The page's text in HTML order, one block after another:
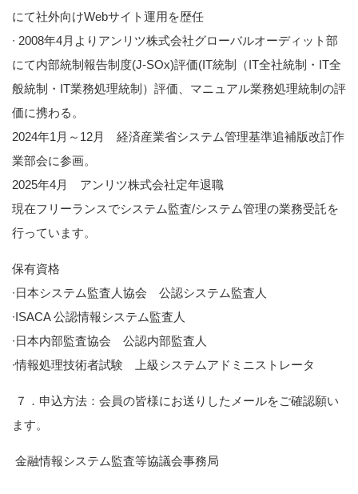
にて社外向けWebサイト運用を歴任
∙ 2008年4月よりアンリツ株式会社グローバルオーディット部
にて内部統制報告制度(J-SOx)評価(IT統制（IT全社統制・IT全
般統制・IT業務処理統制）評価、マニュアル業務処理統制の評
価に携わる。
2024年1月～12月 経済産業省システム管理基準追補版改訂作
業部会に参画。
2025年4月 アンリツ株式会社定年退職
現在フリーランスでシステム監査/システム管理の業務受託を
行っています。
保有資格
∙日本システム監査人協会 公認システム監査人
∙ISACA 公認情報システム監査人
∙日本内部監査協会 公認内部監査人
∙情報処理技術者試験 上級システムアドミニストレータ
７．申込方法：会員の皆様にお送りしたメールをご確認願い
ます。
金融情報システム監査等協議会事務局